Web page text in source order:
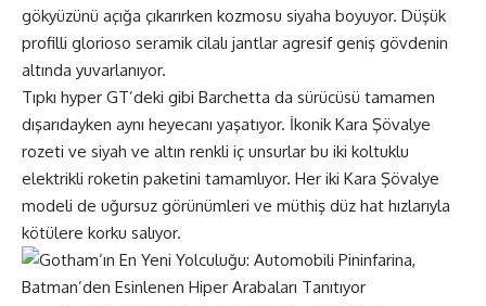
gökyüzünü açığa çıkarırken kozmosu siyaha boyuyor. Düşük
profilli glorioso seramik cilalı jantlar agresif geniş gövdenin
altında yuvarlanıyor.
Tıpkı hyper GT’deki gibi Barchetta da sürücüsü tamamen
dışarıdayken aynı heyecanı yaşatıyor. İkonik Kara Şövalye
rozeti ve siyah ve altın renkli iç unsurlar bu iki koltuklu
elektrikli roketin paketini tamamlıyor. Her iki Kara Şövalye
modeli de uğursuz görünümleri ve müthiş düz hat hızlarıyla
kötülere korku salıyor.